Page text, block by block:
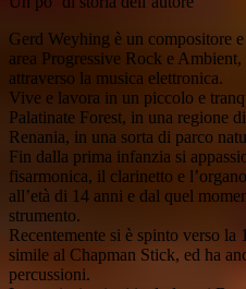
Gerd Weyhing è un compositore
area Progressive Rock e
attraverso la musica elettronica.
Vive e lavora in un piccolo e
Palatinate Forest, in una regione
Renania, in una sorta di parco
Fin dalla prima infanzia si
fisarmonica, il clarinetto e
all’età di 14 anni e dal quel
strumento.
Recentemente si è spinto verso la
simile al Chapman Stick, ed ha
percussioni.